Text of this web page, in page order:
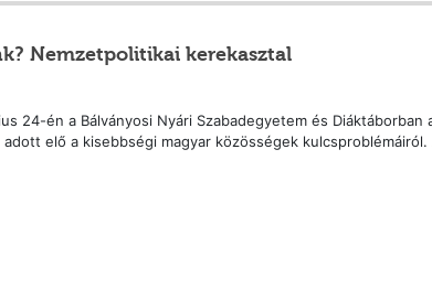
Nemzetpolitikai kerekasztal
24-én a Bálványosi Nyári Szabadegyetem és Diáktáborban
adott elő a kisebbségi magyar közösségek kulcsproblémáiról.